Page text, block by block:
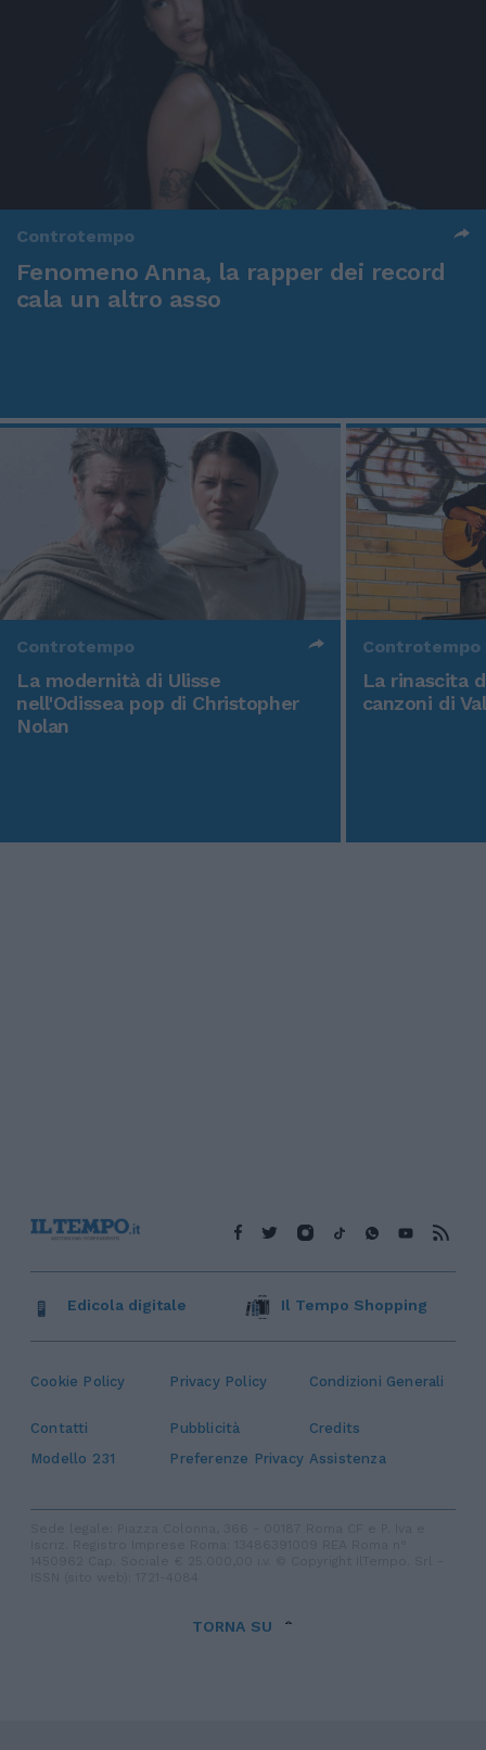
Controtempo
Fenomeno Anna, la rapper dei record
cala un altro asso
Controtempo
La modernità di Ulisse
nell'Odissea pop di Christopher
Nolan
Controtempo
La rinascita
canzoni di
Cookie Policy Privacy Policy Condizioni Generali
Contatti Pubblicità
Credits
Modello 231
Preferenze Privacy Assistenza
Edicola digitale Il Tempo Shopping
TORNA SU